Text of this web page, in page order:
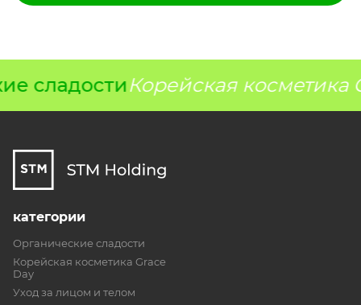
сладостиКорейская косметика
категории
Органические сладости
Корейская косметика Grace
Day
Уход за лицом и телом